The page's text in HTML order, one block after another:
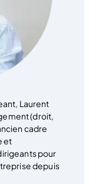
Laurent
(droit,
cadre
et
pour
depuis